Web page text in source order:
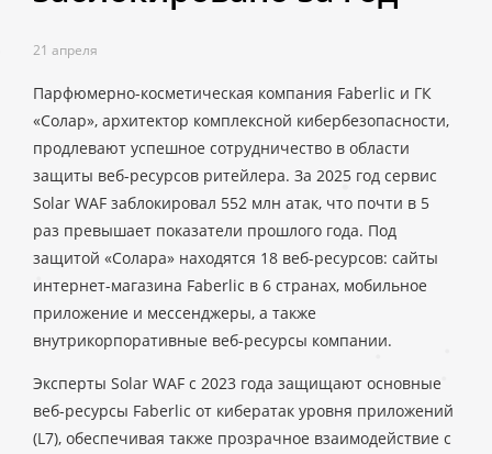
21 апреля
Парфюмерно-косметическая компания Faberlic и ГК
«Солар», архитектор комплексной кибербезопасности,
продлевают успешное сотрудничество в области
защиты веб-ресурсов ритейлера. За 2025 год сервис
Solar WAF заблокировал 552 млн атак, что почти в 5
раз превышает показатели прошлого года. Под
защитой «Солара» находятся 18 веб-ресурсов: сайты
интернет-магазина Faberlic в 6 странах, мобильное
приложение и мессенджеры, а также
внутрикорпоративные веб-ресурсы компании.
Эксперты Solar WAF с 2023 года защищают основные
веб-ресурсы Faberlic от кибератак уровня приложений
(L7), обеспечивая также прозрачное взаимодействие с